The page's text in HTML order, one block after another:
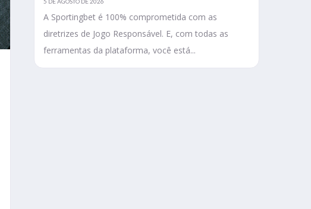
A Sportingbet é 100% comprometida com as
diretrizes de Jogo Responsável. E, com todas as
ferramentas da plataforma, você está...